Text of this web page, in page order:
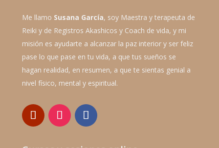
Me llamo Susana García, soy Maestra y terapeuta de
Reiki y de Registros Akashicos y Coach de vida, y mi
misión es ayudarte a alcanzar la paz interior y ser feliz
pase lo que pase en tu vida, a que tus sueños se
hagan realidad, en resumen, a que te sientas genial a
nivel físico, mental y espiritual.